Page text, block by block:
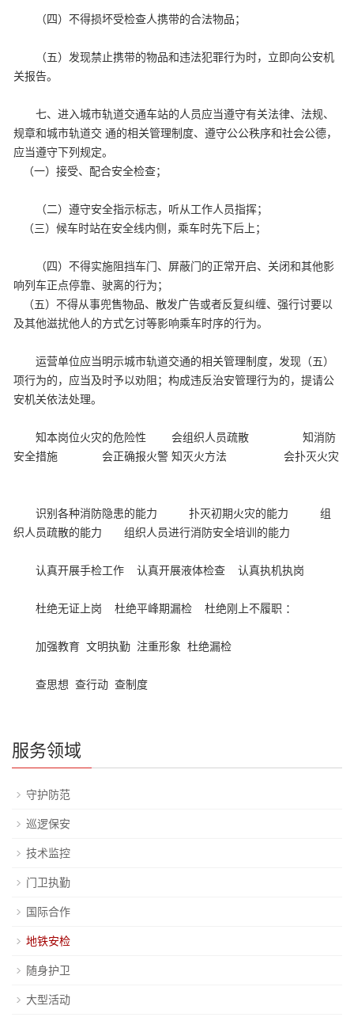
（四）不得损坏受检查人携带的合法物品；
（五）发现禁止携带的物品和违法犯罪行为时，立即向公安机
关报告。
七、进入城市轨道交通车站的人员应当遵守有关法律、法规、
规章和城市轨道交 通的相关管理制度、遵守公公秩序和社会公德，
应当遵守下列规定。
（一）接受、配合安全检查；
（二）遵守安全指示标志，听从工作人员指挥；
（三）候车时站在安全线内侧，乘车时先下后上；
（四）不得实施阻挡车门、屏蔽门的正常开启、关闭和其他影
响列车正点停靠、驶离的行为；
（五）不得从事兜售物品、散发广告或者反复纠缠、强行讨要以
及其他滋扰他人的方式乞讨等影响乘车时序的行为。
运营单位应当明示城市轨道交通的相关管理制度，发现（五）
项行为的，应当及时予以劝阻；构成违反治安管理行为的，提请公
安机关依法处理。
知本岗位火灾的危险性 会组织人员疏散 知消防
安全措施 会正确报火警 知灭火方法 会扑灭火灾
识别各种消防隐患的能力 扑灭初期火灾的能力 组
织人员疏散的能力 组织人员进行消防安全培训 的能力
认真开展手检工作 认真开展液体检查 认真执机执岗
杜绝无证上岗 杜绝平峰期漏检 杜绝刚上不履职 ：
加强教育 文明执勤 注重形象 杜绝漏检
查思想 查行动 查制度
服务领域
守护防范
巡逻保安
技术监控
门卫执勤
国际合作
地铁安检
随身护卫
大型活动